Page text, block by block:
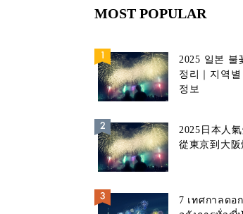
MOST POPULAR
2025 일본 불
정리｜지역
정보
2025日本人
從東京到大
7 เทศกาลดอ